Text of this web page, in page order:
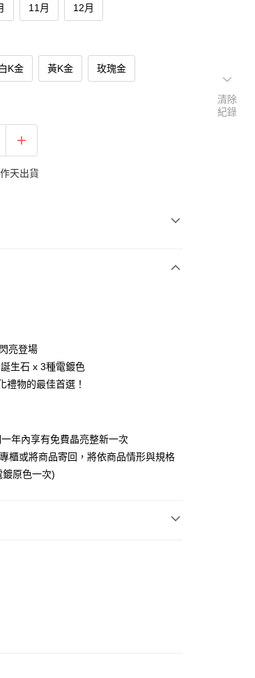
11月 12月
白K金 黃K金 玫瑰金
天出貨
第一商業銀行
彰化商業銀行
華泰商業銀行
遠東國際商業銀行
星展（台灣）商業銀行
第一商業銀行
台中商業銀行
華泰商業銀行
遠東國際商業銀行
品之後才付款」的支付方式。 讓您購物簡單
亮登場
生石 x 3種電鍍色
禮物的最佳首選！
年內享有免費晶亮整新一次
櫃或將商品寄回，將依商品情形與規格
原色一次)
清除
紀錄